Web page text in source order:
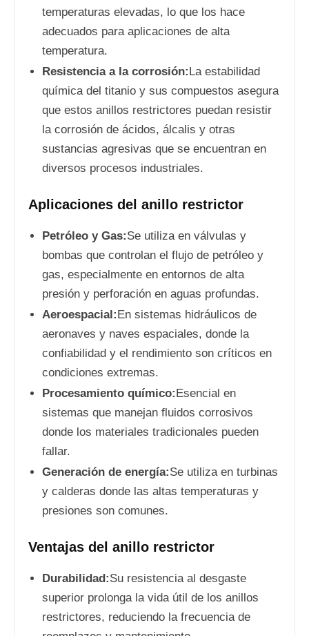
temperaturas elevadas, lo que los hace
adecuados para aplicaciones de alta
temperatura.
Resistencia a la corrosión:La estabilidad
química del titanio y sus compuestos asegura
que estos anillos restrictores puedan resistir
la corrosión de ácidos, álcalis y otras
sustancias agresivas que se encuentran en
diversos procesos industriales.
Aplicaciones del anillo restrictor
Petróleo y Gas:Se utiliza en válvulas y
bombas que controlan el flujo de petróleo y
gas, especialmente en entornos de alta
presión y perforación en aguas profundas.
Aeroespacial:En sistemas hidráulicos de
aeronaves y naves espaciales, donde la
confiabilidad y el rendimiento son críticos en
condiciones extremas.
Procesamiento químico:Esencial en
sistemas que manejan fluidos corrosivos
donde los materiales tradicionales pueden
fallar.
Generación de energía:Se utiliza en turbinas
y calderas donde las altas temperaturas y
presiones son comunes.
Ventajas del anillo restrictor
Durabilidad:Su resistencia al desgaste
superior prolonga la vida útil de los anillos
restrictores, reduciendo la frecuencia de